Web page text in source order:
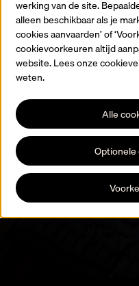
Terug
Blijf op de
Registreer je voor onze
expo’s, activiteiten en
Schrijf je in
werking van de site.
alleen beschikbaar als je
cookies aanvaarden’ of
cookievoorkeuren altijd
website. Lees onze
weten.
Alle